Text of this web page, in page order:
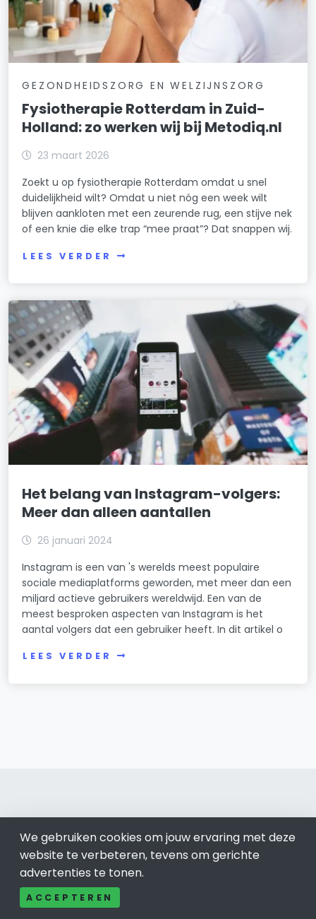
GEZONDHEIDSZORG EN WELZIJNSZORG
Fysiotherapie Rotterdam in Zuid-
Holland: zo werken wij bij Metodiq.nl
23 maart 2026
Zoekt u op fysiotherapie Rotterdam omdat u snel
duidelijkheid wilt? Omdat u niet nóg een week wilt
blijven aankloten met een zeurende rug, een stijve nek
of een knie die elke trap “mee praat”? Dat snappen wij.
LEES VERDER
Het belang van Instagram-volgers:
Meer dan alleen aantallen
26 januari 2024
Instagram is een van 's werelds meest populaire
sociale mediaplatforms geworden, met meer dan een
miljard actieve gebruikers wereldwijd. Een van de
meest besproken aspecten van Instagram is het
aantal volgers dat een gebruiker heeft. In dit artikel o
LEES VERDER
Krimpener Waard
Bel ons: 085-04 10 177
Contact
Adverteren
We gebruiken cookies om jouw ervaring met deze
website te verbeteren, tevens om gerichte
advertenties te tonen.
ACCEPTEREN